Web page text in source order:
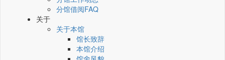
分馆借阅FAQ
关于
关于本馆
馆长致辞
本馆介绍